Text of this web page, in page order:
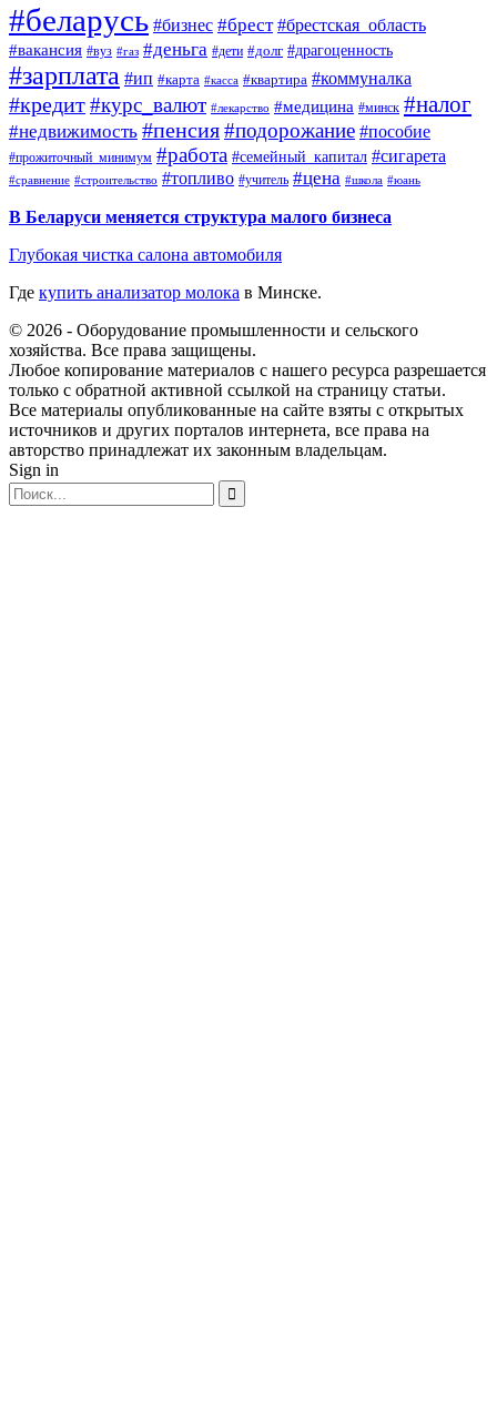
#беларусь #бизнес #брест #брестская_область
#вакансия #вуз #газ #деньга #дети #долг #драгоценность
#зарплата #ип #карта #касса #квартира #коммуналка
#кредит#курс_валют #лекарство #медицина #минск #налог
#недвижимость #пенсия#подорожание #пособие
#прожиточный_минимум #работа #семейный_капитал #сигарета
#сравнение #строительство #топливо #учитель #цена #школа #юань
В Беларуси меняется структура малого бизнеса
Глубокая чистка салона автомобиля
Где купить анализатор молока в Минске.
© 2026 - Оборудование промышленности и сельского
хозяйства. Все права защищены.
Любое копирование материалов с нашего ресурса разрешается
только с обратной активной ссылкой на страницу статьи.
Все материалы опубликованные на сайте взяты с открытых
источников и других порталов интернета, все права на
авторство принадлежат их законным владельцам.
Sign in